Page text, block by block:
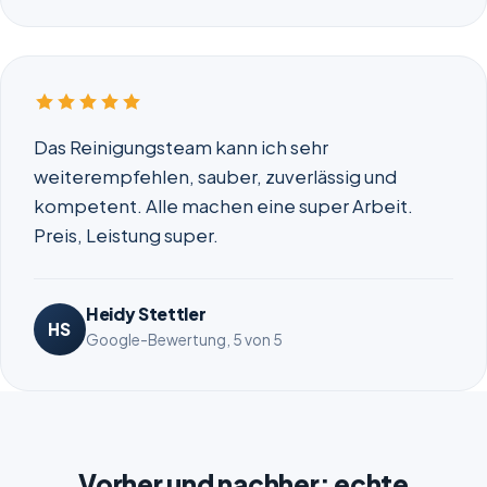
Das Reinigungsteam kann ich sehr
weiterempfehlen, sauber, zuverlässig und
kompetent. Alle machen eine super Arbeit.
Preis, Leistung super.
HS
Heidy Stettler
Google-Bewertung, 5 von 5